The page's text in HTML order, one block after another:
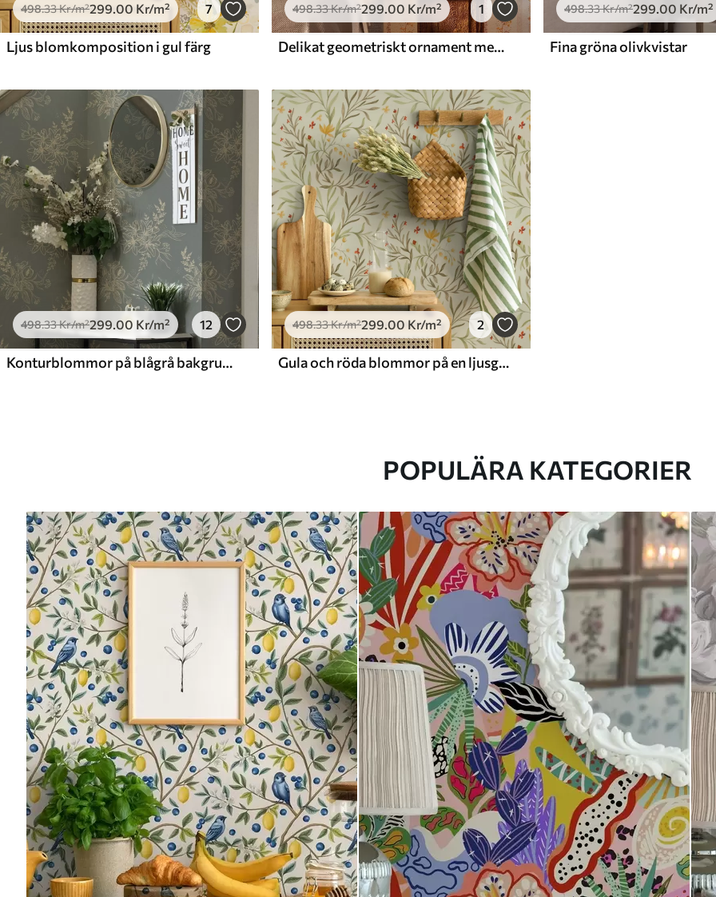
498.33Kr/m²299.00 Kr/m² 7
Ljus blomkomposition i gul färg
498.33Kr/m²299.00 Kr/m² 1
Delikat geometriskt ornament med blommor och växter
498.33Kr/m²299.00 Kr/m²
Fina gröna olivkvistar
498.33Kr/m²299.00 Kr/m² 12
Konturblommor på blågrå bakgrund, elegant botaniskt mönster
498.33Kr/m²299.00 Kr/m² 2
Gula och röda blommor på en ljusgrön bakgrund
POPULÄRA KATEGORIER